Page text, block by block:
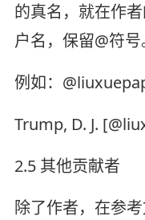
的真名，就在作
户名，保留@符号
例如：
Trump, D. J.
2.5 其他贡献者
除了作者，在参